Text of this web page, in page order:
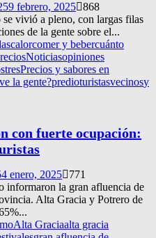
9 febrero, 2025 868
vivió a pleno, con largas filas
de la gente sobre el...
calorcomer y bebercuánto
Noticiasopiniones
Precios y sabores en
la gente?predioturistasvecinosy
con fuerte ocupación:
4 enero, 2025
771
informaron la gran afluencia de
Alta Gracia y Potrero de
Alta Graciaalta gracia